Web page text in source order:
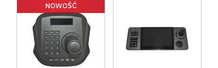
NOWOŚĆ